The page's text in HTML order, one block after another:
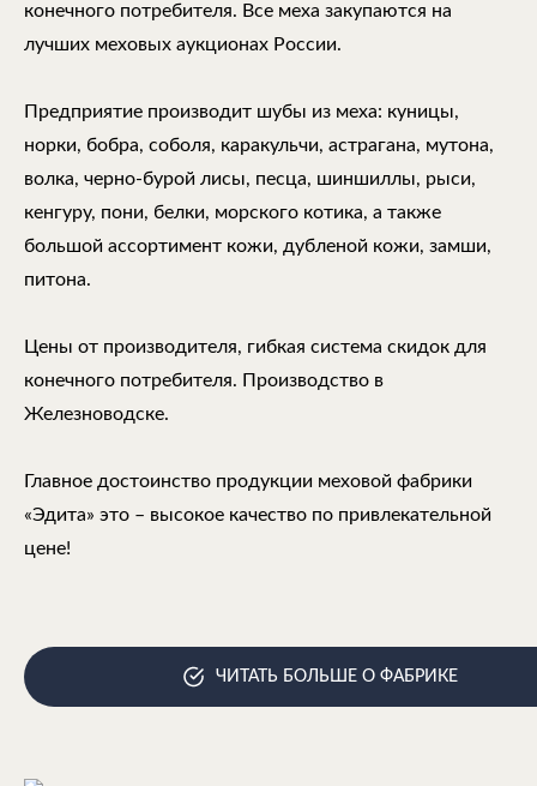
конечного потребителя. Все меха закупаются на
лучших меховых аукционах России.
Предприятие производит шубы из меха: куницы,
норки, бобра, соболя, каракульчи, астрагана, мутона,
волка, черно-бурой лисы, песца, шиншиллы, рыси,
кенгуру, пони, белки, морского котика, а также
большой ассортимент кожи, дубленой кожи, замши,
питона.
Цены от производителя, гибкая система скидок для
конечного потребителя. Производство в
Железноводске.
Главное достоинство продукции меховой фабрики
«Эдита» это – высокое качество по привлекательной
цене!
ЧИТАТЬ БОЛЬШЕ О ФАБРИКЕ